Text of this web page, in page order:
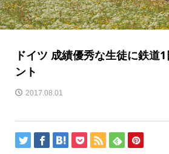
ドイツ 成績優秀な生徒に鉄道
ント
2017.08.01